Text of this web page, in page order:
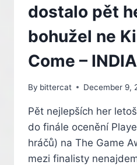
SPEKULACE
INDIAN
dostalo pět
bohužel ne
Come –
By bittercat December 9,
Pět nejlepších her
do finále ocenění
hráčů) na The Game
mezi finalisty